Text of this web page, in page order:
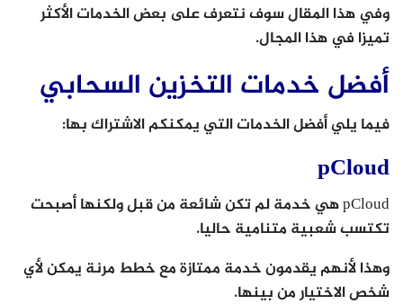
وفي هذا المقال سوف نتعرف على بعض الخدمات الأكثر
تميزا في هذا المجال.
أفضل خدمات التخزين السحابي
فيما يلي أفضل الخدمات التي يمكنكم الاشتراك بها:
pCloud
pCloud هي خدمة لم تكن شائعة من قبل ولكنها أصبحت
تكتسب شعبية متنامية حاليا.
وهذا لأنهم يقدمون خدمة ممتازة مع خطط مرنة يمكن لأي
شخص الاختيار من بينها.